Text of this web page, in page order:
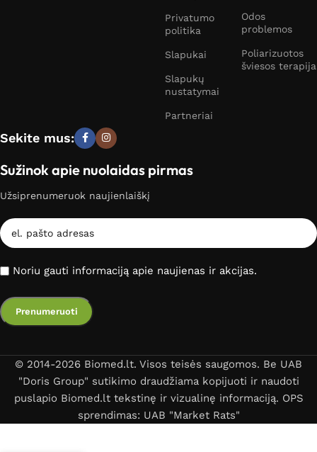
Privatumo
politika
Slapukai
Slapukų
nustatymai
Partneriai
Odos
problemos
Poliarizuotos
šviesos terapija
Sekite mus:
Sužinok apie nuolaidas pirmas
Užsiprenumeruok naujienlaiškį
Noriu gauti informaciją apie naujienas ir akcijas.
© 2014-2026 Biomed.lt. Visos teisės saugomos. Be UAB
"Doris Group" sutikimo draudžiama kopijuoti ir naudoti
puslapio Biomed.lt tekstinę ir vizualinę informaciją. OPS
sprendimas: UAB "Market Rats"